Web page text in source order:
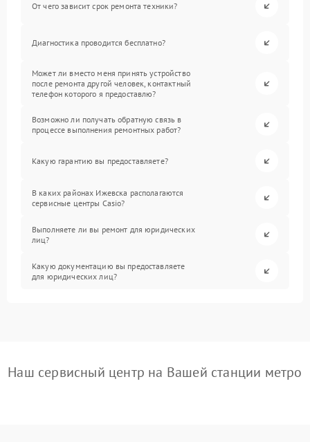
От чего зависит срок ремонта техники?
Диагностика проводится бесплатно?
Может ли вместо меня принять устройство
после ремонта другой человек, контактный
телефон которого я предоставлю?
Возможно ли получать обратную связь в
процессе выполнения ремонтных работ?
Какую гарантию вы предоставляете?
В каких районах Ижевска располагаются
сервисные центры Casio?
Выполняете ли вы ремонт для юридических
лиц?
Какую документацию вы предоставляете
для юридических лиц?
Наш сервисный центр на Вашей станции метро